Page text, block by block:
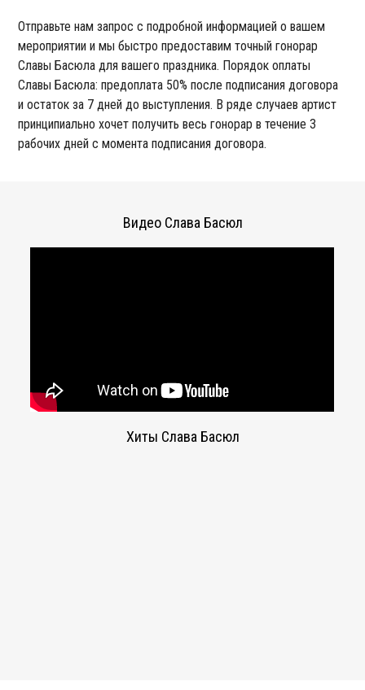
Отправьте нам запрос с подробной информацией о вашем
мероприятии и мы быстро предоставим точный гонорар
Славы Басюла для вашего праздника. Порядок оплаты
Славы Басюла: предоплата 50% после подписания договора
и остаток за 7 дней до выступления. В ряде случаев артист
принципиально хочет получить весь гонорар в течение 3
рабочих дней с момента подписания договора.
Видео Слава Басюл
Хиты Слава Басюл